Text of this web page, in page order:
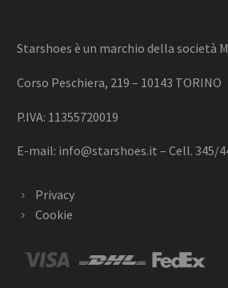
Starshoes è un marchio della società
Corso Peschiera, 219 – 10143 TORINO
P.IVA: 11355720019
E-mail: info@starshoes.it – Cell. 345/
Privacy
Cookie